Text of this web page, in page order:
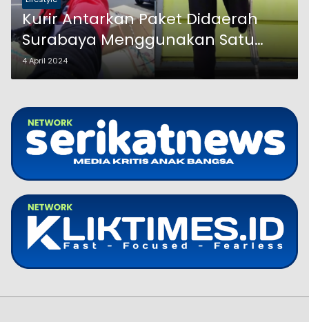
Kurir Antarkan Paket Didaerah
Surabaya Menggunakan Satu
Kaki
4 April 2024